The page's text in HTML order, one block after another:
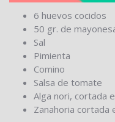
6 huevos cocidos
50 gr. de
Sal
Pimienta
Comino
Salsa de tomate
Alga nori, cortada
Zanahoria cortada